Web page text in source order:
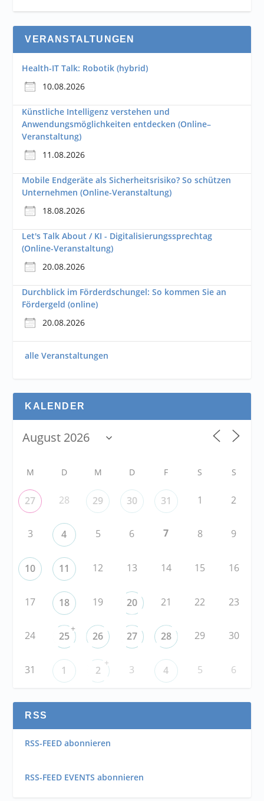
VERANSTALTUNGEN
Health-IT Talk: Robotik (hybrid)
10.08.2026
Künstliche Intelligenz verstehen und
Anwendungsmöglichkeiten entdecken (Online–
Veranstaltung)
11.08.2026
Mobile Endgeräte als Sicherheitsrisiko? So schützen
Unternehmen (Online-Veranstaltung)
18.08.2026
Let's Talk About / KI - Digitalisierungssprechtag
(Online-Veranstaltung)
20.08.2026
Durchblick im Förderdschungel: So kommen Sie an
Fördergeld (online)
20.08.2026
alle Veranstaltungen
KALENDER
M D M D F S S
27 28 29 30 31 1 2
3 4 5 6 7 8 9
10 11 12 13 14 15 16
17 18 19 20 21 22 23
24 25
+
26 27 28 29 30
31 1 2
+
3 4 5 6
RSS
RSS-FEED abonnieren
RSS-FEED EVENTS abonnieren